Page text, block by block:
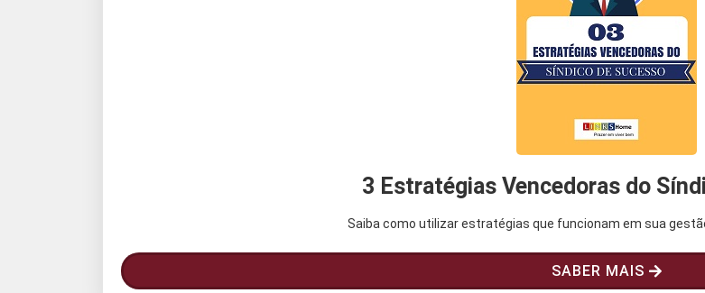
3 Estratégias Vencedoras do
Saiba como utilizar estratégias que funcionam em sua
SABER MAIS